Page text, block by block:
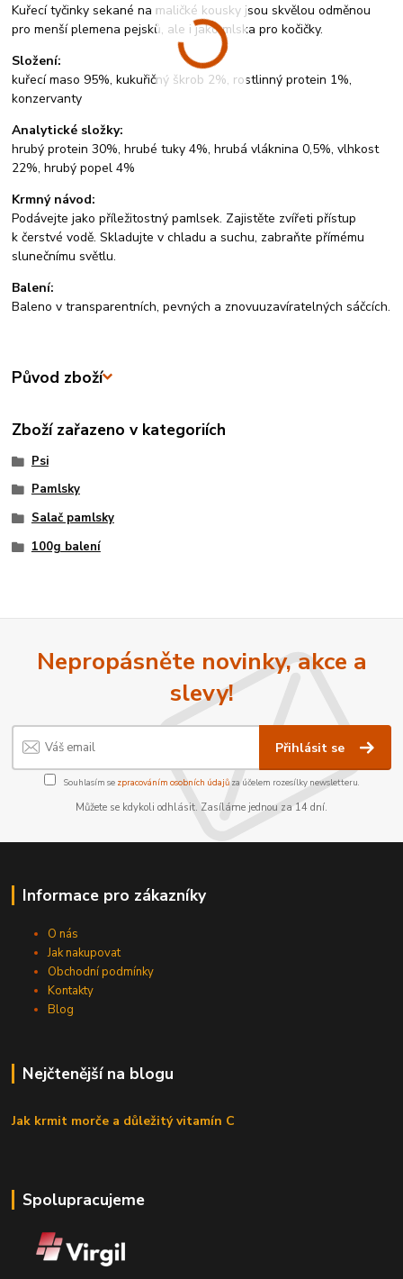
Kuřecí tyčinky sekané na maličké kousky jsou skvělou odměnou
pro menší plemena pejsků, ale i jako mlska pro kočičky.
Složení:
kuřecí maso 95%, kukuřičný škrob 2%, rostlinný protein 1%,
konzervanty
Analytické složky:
hrubý protein 30%, hrubé tuky 4%, hrubá vláknina 0,5%, vlhkost
22%, hrubý popel 4%
Krmný návod:
Podávejte jako příležitostný pamlsek. Zajistěte zvířeti přístup
k čerstvé vodě. Skladujte v chladu a suchu, zabraňte přímému
slunečnímu světlu.
Balení:
Baleno v transparentních, pevných a znovuuzavíratelných sáčcích.
Původ zboží
Zboží zařazeno v kategoriích
Psi
Pamlsky
Salač pamlsky
100g balení
Nepropásněte novinky, akce a
slevy!
Přihlásit se
Souhlasím se zpracováním osobních údajůza účelem rozesílky newsletteru.
Můžete se kdykoli odhlásit. Zasíláme jednou za 14 dní.
Informace pro zákazníky
O nás
Jak nakupovat
Obchodní podmínky
Kontakty
Blog
Nejčtenější na blogu
Jak krmit morče a důležitý vitamín C
Spolupracujeme